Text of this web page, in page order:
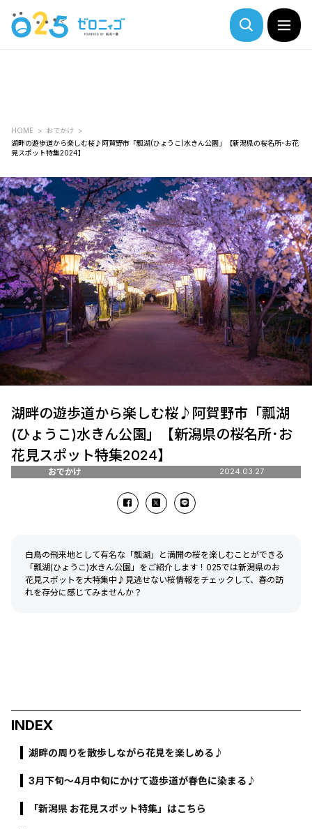
HOME
おでかけ
湖畔の遊歩道から楽しむ桜♪阿賀野市「瓢湖(ひょうこ)水きん公園」【新潟県の桜名所･お花
見スポット特集2024】
湖畔の遊歩道から楽しむ桜♪阿賀野市「瓢湖
(ひょうこ)水きん公園」【新潟県の桜名所･お
花見スポット特集2024】
おでかけ 2024.03.27
白鳥の飛来地として有名な「瓢湖」と満開の桜を楽しむことができる
「瓢湖(ひょうこ)水きん公園」をご紹介します！025では新潟県のお
花見スポットを大特集中♪見逃せない桜情報をチェックして、春の訪
れを存分に感じてみませんか？
INDEX
湖畔の周りを散歩しながら花見を楽しめる♪
3月下旬～4月中旬にかけて遊歩道が春色に染まる♪
「新潟県 お花見スポット特集」はこちら